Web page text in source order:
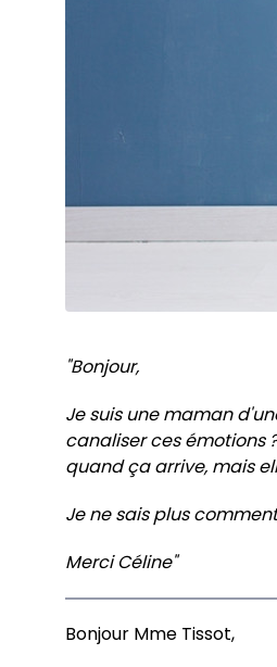
"Bonjour,
Je suis une maman
canaliser ces émotions
quand ça arrive, mais
Je ne sais plus
Merci Céline"
Bonjour Mme Tissot,